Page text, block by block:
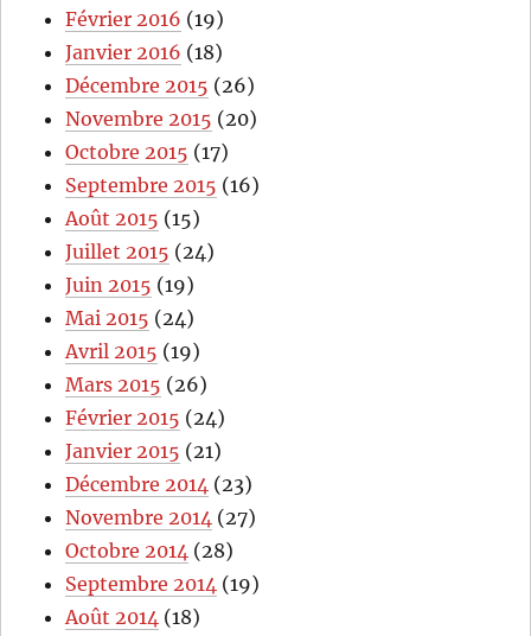
Février 2016 (19)
Janvier 2016 (18)
Décembre 2015 (26)
Novembre 2015 (20)
Octobre 2015 (17)
Septembre 2015 (16)
Août 2015 (15)
Juillet 2015 (24)
Juin 2015 (19)
Mai 2015 (24)
Avril 2015 (19)
Mars 2015 (26)
Février 2015 (24)
Janvier 2015 (21)
Décembre 2014 (23)
Novembre 2014 (27)
Octobre 2014 (28)
Septembre 2014 (19)
Août 2014 (18)